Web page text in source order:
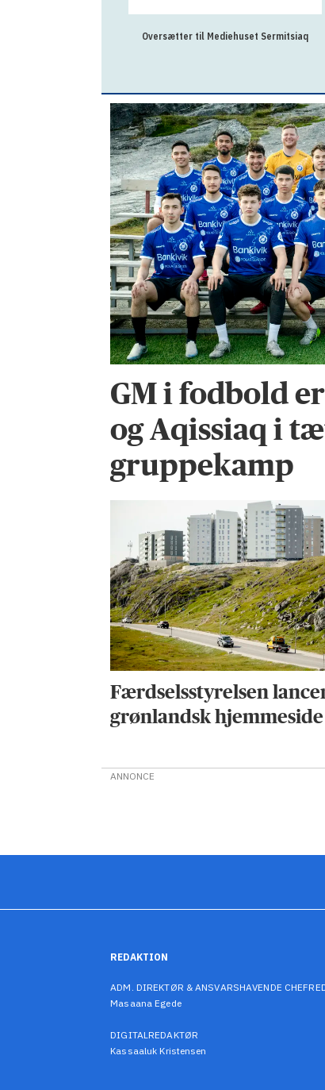
Oversætter til Mediehuset Sermitsiaq
GM i fodbold
og Aqissiaq i
gruppekamp
Færdselsstyrelsen
grønlandsk hjemmeside
ANNONCE
REDAKTION
ADM. DIREKTØR & ANSVARSHAVENDE
Masaana Egede
DIGITALREDAKTØR
Kassaaluk Kristensen